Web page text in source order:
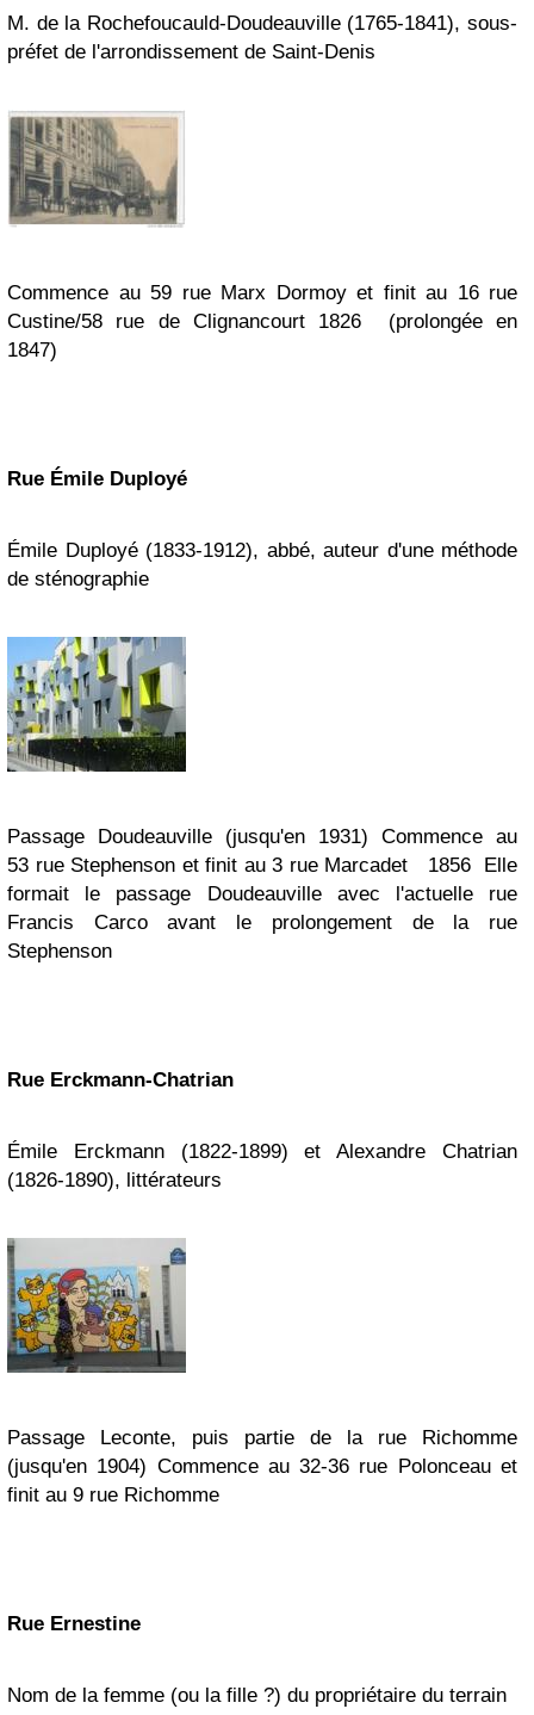
M. de la Rochefoucauld-Doudeauville (1765-1841), sous-
préfet de l'arrondissement de Saint-Denis
Commence au 59 rue Marx Dormoy et finit au 16 rue
Custine/58 rue de Clignancourt
1826 (prolongée en
1847)
Rue Émile Duployé
Émile Duployé (1833-1912), abbé, auteur d'une méthode
de sténographie
Passage Doudeauville (jusqu'en 1931)
Commence au
53 rue Stephenson et finit au 3 rue Marcadet
1856
Elle
formait le passage Doudeauville avec l'actuelle rue
Francis Carco avant le prolongement de la rue
Stephenson
Rue Erckmann-Chatrian
Émile Erckmann (1822-1899) et Alexandre Chatrian
(1826-1890), littérateurs
Passage Leconte, puis partie de la rue Richomme
(jusqu'en 1904) Commence au 32-36 rue Polonceau et
finit au 9 rue Richomme
Rue Ernestine
Nom de la femme (ou la fille ?) du propriétaire du terrain